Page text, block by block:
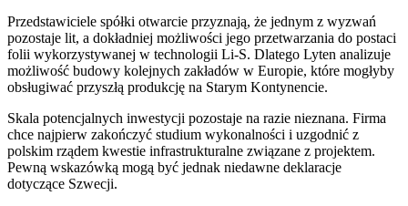
Przedstawiciele spółki otwarcie przyznają, że jednym z wyzwań
pozostaje lit, a dokładniej możliwości jego przetwarzania do postaci
folii wykorzystywanej w technologii Li-S. Dlatego Lyten analizuje
możliwość budowy kolejnych zakładów w Europie, które mogłyby
obsługiwać przyszłą produkcję na Starym Kontynencie.
Skala potencjalnych inwestycji pozostaje na razie nieznana. Firma
chce najpierw zakończyć studium wykonalności i uzgodnić z
polskim rządem kwestie infrastrukturalne związane z projektem.
Pewną wskazówką mogą być jednak niedawne deklaracje
dotyczące Szwecji.